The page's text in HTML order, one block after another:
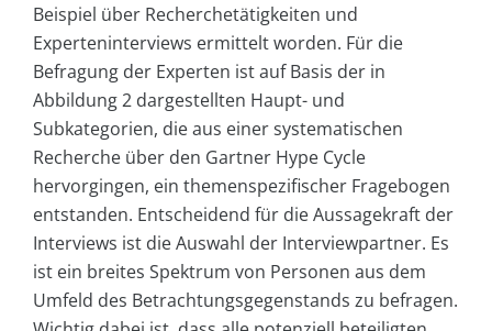
Beispiel über Recherchetätigkeiten und
Experteninterviews ermittelt worden. Für die
Befragung der Experten ist auf Basis der in
Abbildung 2 dargestellten Haupt- und
Subkategorien, die aus einer systematischen
Recherche über den Gartner Hype Cycle
hervorgingen, ein themenspezifischer Fragebogen
entstanden. Entscheidend für die Aussagekraft der
Interviews ist die Auswahl der Interviewpartner. Es
ist ein breites Spektrum von Personen aus dem
Umfeld des Betrachtungsgegenstands zu befragen.